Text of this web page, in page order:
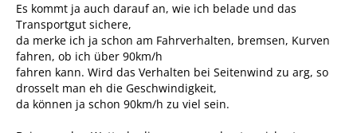
Es kommt ja auch darauf an, wie ich belade und das
Transportgut sichere,
da merke ich ja schon am Fahrverhalten, bremsen, Kurven
fahren, ob ich über 90km/h
fahren kann. Wird das Verhalten bei Seitenwind zu arg, so
drosselt man eh die Geschwindigkeit,
da können ja schon 90km/h zu viel sein.